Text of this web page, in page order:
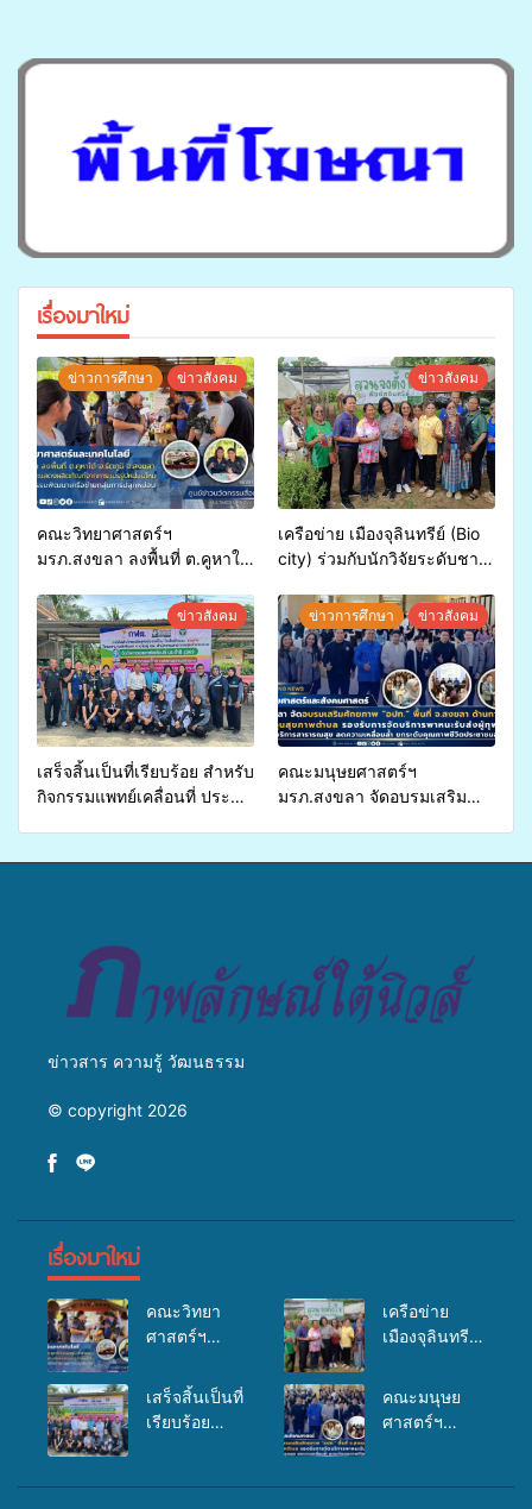
เรื่องมาใหม่
ข่าวการศึกษา ข่าวสังคม
คณะวิทยาศาสตร์ฯ
มรภ.สงขลา ลงพื้นที่ ต.คูหาใต้
ผลิตภัณฑ์จากการแปรรูป
หม่อนไหม ภายใต้กิจกรรม
พัฒนาเครือข่ายกลุ่มการปลูก
หม่อน
ข่าวสังคม
เครือข่าย เมืองจุลินทรีย์ (Bio
city) ร่วมกับนักวิจัยระดับชาติ
ประโยชน์จากสาหร่ายและ
เห็ดไมคอร์ไรซาสำหรับปลูกไม้
มีค่า-พืชเศรษฐกิจ”
ข่าวสังคม
เสร็จสิ้นเป็นที่เรียบร้อย สำหรับ
กิจกรรมแพทย์เคลื่อนที่ ประจำ
ข่าวการศึกษา ข่าวสังคม
คณะมนุษยศาสตร์ฯ
มรภ.สงขลา จัดอบรมเสริม
ชีวิตประชาชนอย่างยั่งยืน
ข่าวสาร ความรู้ วัฒนธรรม
© copyright 2026
เรื่องมาใหม่
คณะวิทยา
ศาสตร์ฯ
ลงพื้นที่
ต.คูหาใต้
แสดง
เครือข่าย
เมืองจุลินทรีย์
ระดับชาติ
ประโยชน์จาก
เสร็จสิ้นเป็นที่
เรียบร้อย
คณะมนุษย
ศาสตร์ฯ